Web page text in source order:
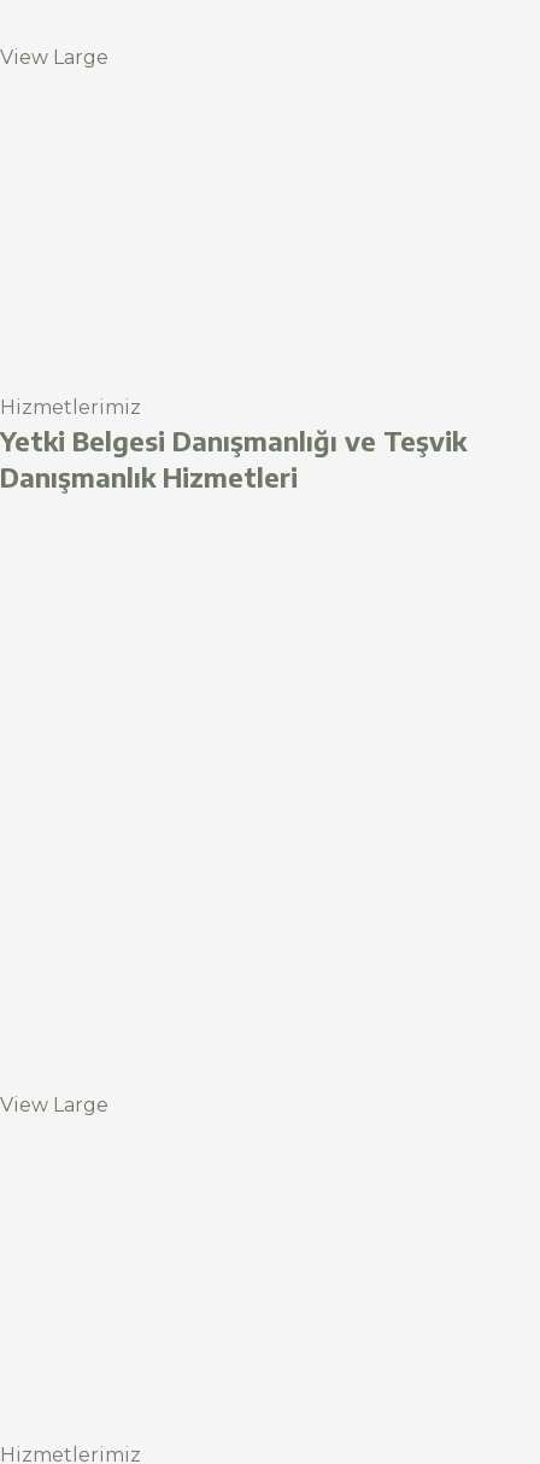
View Large
Hizmetlerimiz
Yetki Belgesi Danışmanlığı ve Teşvik
Danışmanlık Hizmetleri
View Large
Hizmetlerimiz